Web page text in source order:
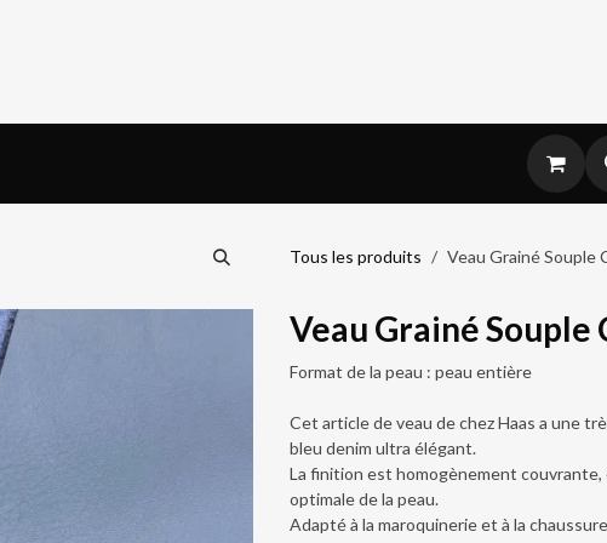
Tous les produits Veau Grainé Souple
Veau Grainé Souple
Format de la peau : peau entière
Cet article de veau de chez Haas a une
bleu denim ultra élégant.
La finition est homogènement
optimale de la peau.
Adapté à la maroquinerie et à la